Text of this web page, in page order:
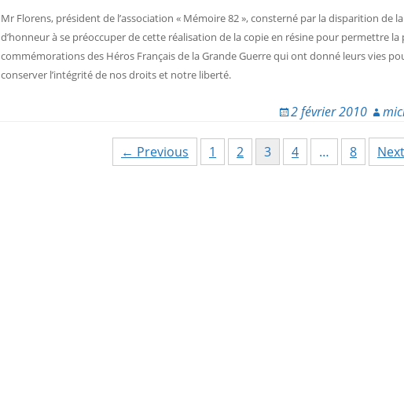
Mr Florens, président de l’association « Mémoire 82 », consterné par la disparition de
d’honneur à se préoccuper de cette réalisation de la copie en résine pour permettre la
commémorations des Héros Français de la Grande Guerre qui ont donné leurs vies
conserver l’intégrité de nos droits et notre liberté.
2 février 2010
← Previous 1 2 3 4 … 8